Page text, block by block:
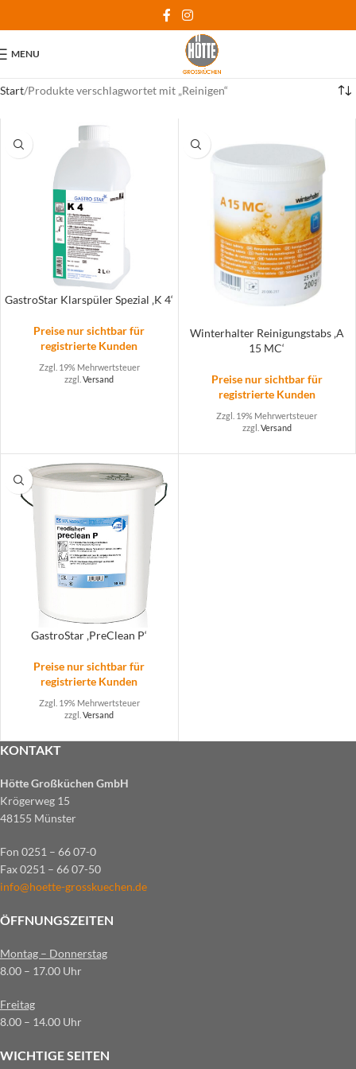
MENU
Start Produkte verschlagwortet mit „Reinigen“
GastroStar Klarspüler Spezial ‚K 4‘
Preise nur sichtbar für
registrierte Kunden
Zzgl. 19% Mehrwertsteuer
zzgl.Versand
Winterhalter Reinigungstabs ‚A
15 MC‘
Preise nur sichtbar für
registrierte Kunden
Zzgl. 19% Mehrwertsteuer
zzgl. Versand
GastroStar ‚PreClean P‘
Preise nur sichtbar für
registrierte Kunden
Zzgl. 19% Mehrwertsteuer
zzgl.Versand
KONTAKT
Hötte Großküchen GmbH
Krögerweg 15
48155 Münster
Fon 0251 – 66 07-0
Fax 0251 – 66 07-50
info@hoette-grosskuechen.de
ÖFFNUNGSZEITEN
Montag – Donnerstag
8.00 – 17.00 Uhr
Freitag
8.00 – 14.00 Uhr
WICHTIGE SEITEN